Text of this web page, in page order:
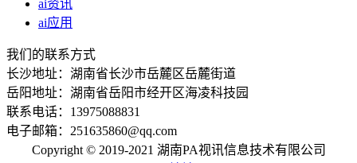
ai资讯
ai应用
我们的联系方式
长沙地址：湖南省长沙市岳麓区岳麓街道
岳阳地址：湖南省岳阳市经开区海凌科技园
联系电话：13975088831
电子邮箱：251635860@qq.com
Copyright © 2019-2021 湖南PA视讯信息技术有限公司